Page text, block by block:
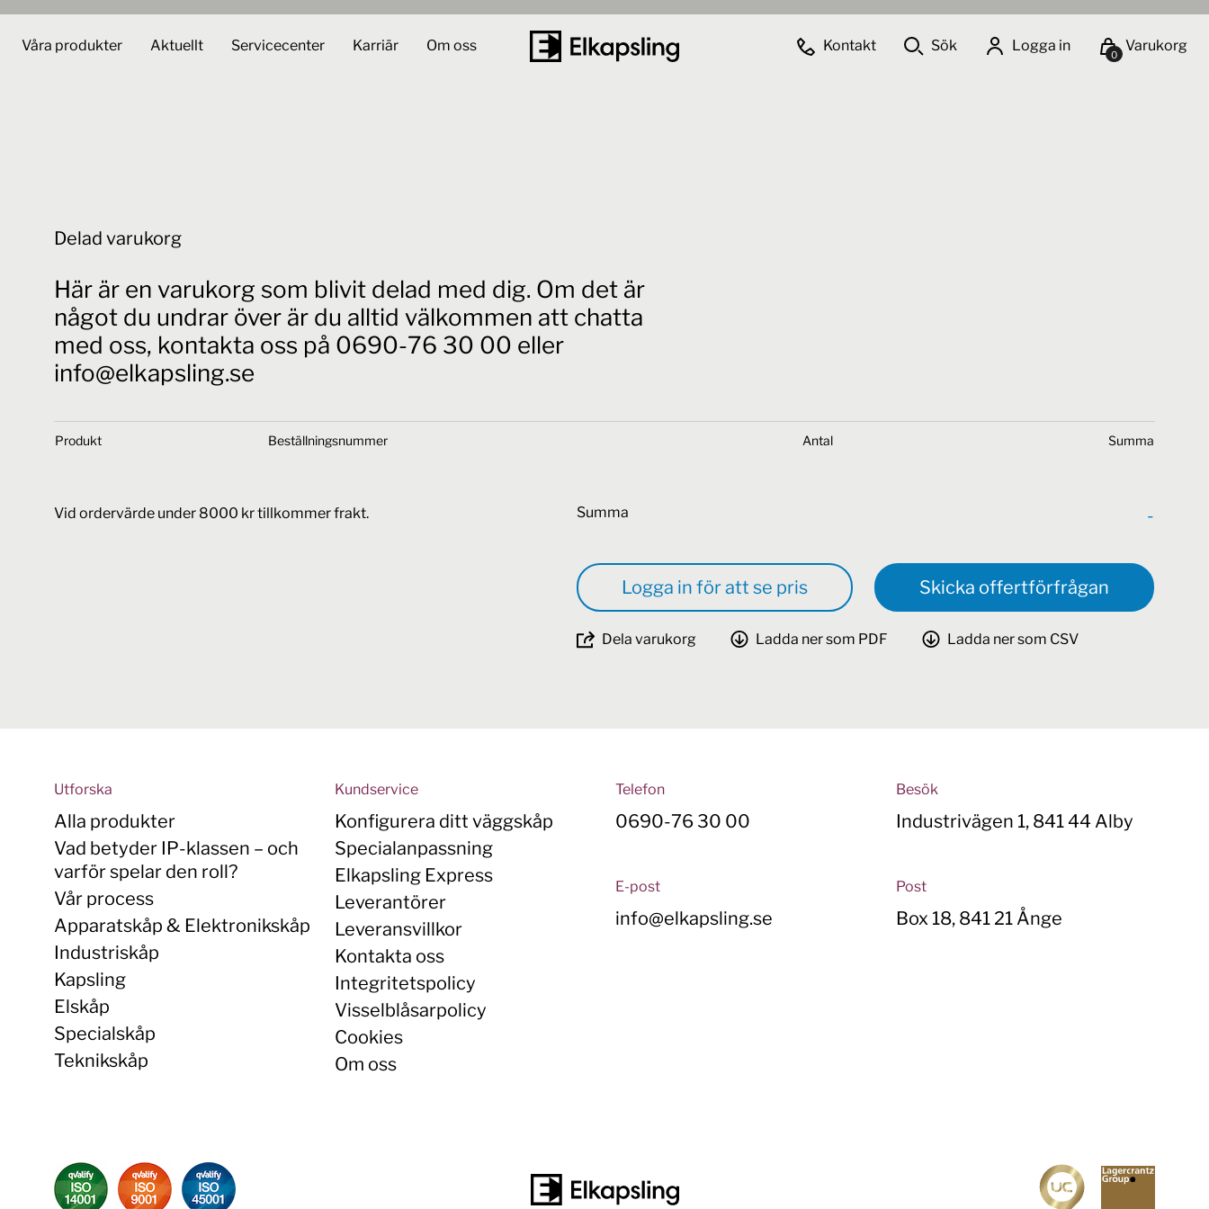
Våra produkter Aktuellt Servicecenter Karriär Om oss Kontakt Sök Logga in Varukorg
0
Delad varukorg
Här är en varukorg som blivit delad med dig. Om det är
något du undrar över är du alltid välkommen att chatta
med oss, kontakta oss på 0690-76 30 00 eller
info@elkapsling.se
Produkt Beställningsnummer Antal Summa
Vid ordervärde under 8000 kr tillkommer frakt. Summa -
Logga in för att se pris Skicka offertförfrågan
Dela varukorg Ladda ner som PDF Ladda ner som CSV
Utforska
Alla produkter
Vad betyder IP-klassen – och
varför spelar den roll?
Vår process
Apparatskåp & Elektronikskåp
Industriskåp
Kapsling
Elskåp
Specialskåp
Teknikskåp
Kundservice
Konfigurera ditt väggskåp
Specialanpassning
Elkapsling Express
Leverantörer
Leveransvillkor
Kontakta oss
Integritetspolicy
Visselblåsarpolicy
Cookies
Om oss
Telefon
0690-76 30 00
E-post
info@elkapsling.se
Besök
Industrivägen 1, 841 44 Alby
Post
Box 18, 841 21 Ånge